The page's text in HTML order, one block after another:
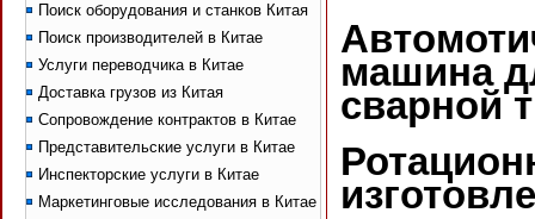
Поиск оборудования и станков Китая
Поиск производителей в Китае
Услуги переводчика в Китае
Доставка грузов из Китая
Сопровождение контрактов в Китае
Представительские услуги в Китае
Инспекторские услуги в Китае
Маркетинговые исследования в Китае
машина
сварной